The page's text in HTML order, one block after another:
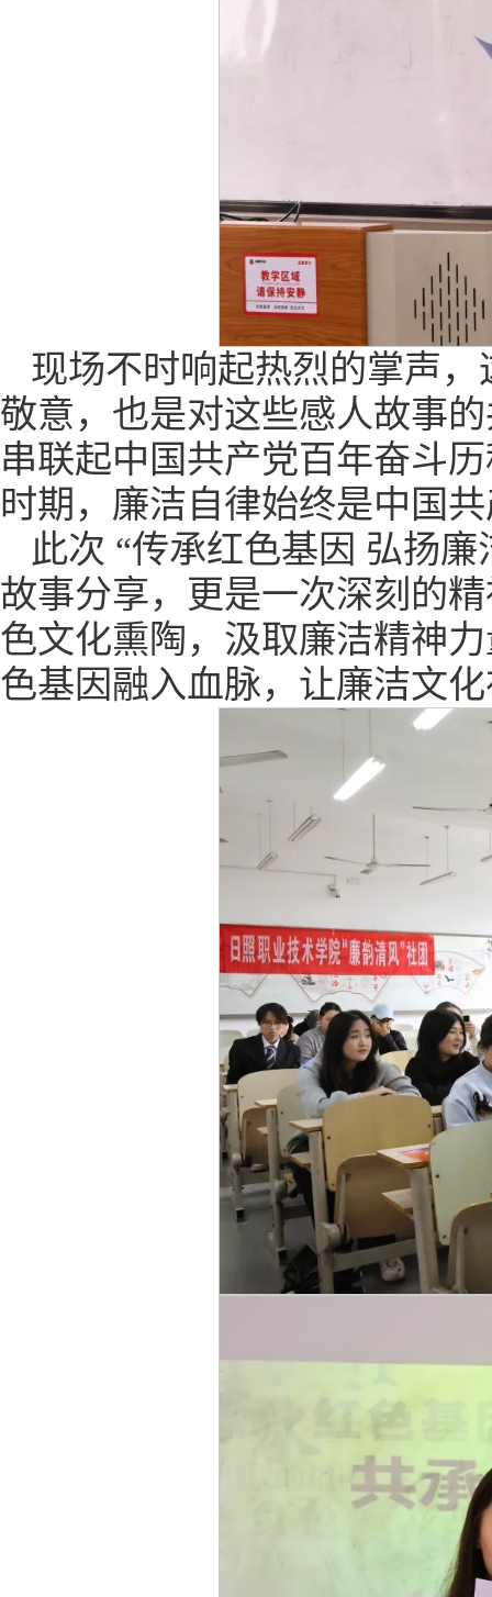
现场不时响起热烈的掌声
敬意，也是对这些感人故事
串联起中国共产党百年奋斗
时期，廉洁自律始终是中国
此次 “传承红色基因 弘扬
故事分享，更是一次深刻的
色文化熏陶，汲取廉洁精神
色基因融入血脉，让廉洁文